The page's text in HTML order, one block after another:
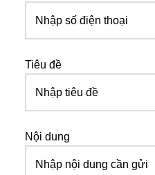
Tiêu đề
Nội dung